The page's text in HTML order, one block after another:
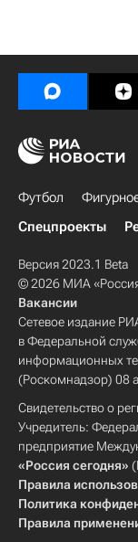
Футбол
Спецпроекты
Версия 2023.1 Beta
© 2026 МИА
Вакансии
Сетевое издание
в Федеральной
информационных
(Роскомнадзор) 08
Свидетельство о
Учредитель:
предприятие
«Россия сегодня»
Правила
Политика
Правила